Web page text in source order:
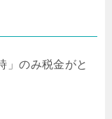
」のみ税金がと